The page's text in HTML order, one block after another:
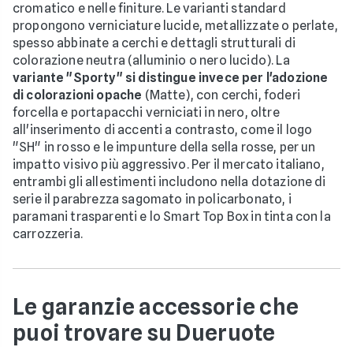
cromatico e nelle finiture. Le varianti standard
propongono verniciature lucide, metallizzate o perlate,
spesso abbinate a cerchi e dettagli strutturali di
colorazione neutra (alluminio o nero lucido). La
variante "Sporty" si distingue invece per l'adozione
di colorazioni opache (Matte), con cerchi, foderi
forcella e portapacchi verniciati in nero, oltre
all'inserimento di accenti a contrasto, come il logo
"SH" in rosso e le impunture della sella rosse, per un
impatto visivo più aggressivo. Per il mercato italiano,
entrambi gli allestimenti includono nella dotazione di
serie il parabrezza sagomato in policarbonato, i
paramani trasparenti e lo Smart Top Box in tinta con la
carrozzeria.
Le garanzie accessorie che
puoi trovare su Dueruote